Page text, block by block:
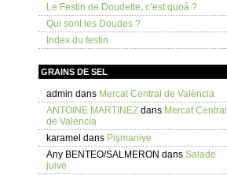
Le Festin de Doudette, c’est quoâ ?
Qui sont les Doudes ?
Index du festin
GRAINS DE SEL
admin dans Mercat Central de València
ANTOINE MARTINEZ dans Mercat Central
de València
karamel dans Pişmaniye
Any BENTEO/SALMERON dans Salade
juive